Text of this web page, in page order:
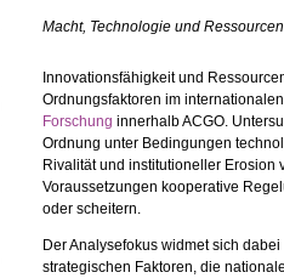
Macht, Technologie und
Innovationsfähigkeit und
Ordnungsfaktoren im
Forschung innerhalb ACGO.
Ordnung unter Bedingungen
Rivalität und institutioneller Erosion
Voraussetzungen kooperative
oder scheitern.
Der Analysefokus widmet sich
strategischen Faktoren, die